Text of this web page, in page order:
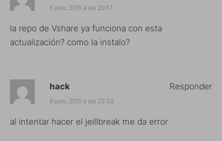
6 julio, 2015 a las 20:57
la repo de Vshare ya funciona con esta
actualización? como la instalo?
hack
6 julio, 2015 a las 22:30
al intentar hacer el jeillbreak me da error
Responder